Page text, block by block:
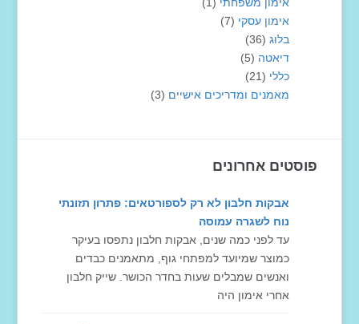
אימון משפחתי (1)
אימון עסקי (7)
בלוג (36)
דיאטה (5)
כללי (21)
מאמנים ומדריכים אישיים (3)
פוסטים אחרונים
אבקות חלבון לא רק לספורטאים: פתרון תזונתי
נוח לשגרה עמוסה
עד לפני כמה שנים, אבקות חלבון נתפסו בעיקר
כמוצר שמיועד למפתחי גוף, מתאמנים כבדים
ואנשים שמבלים שעות בחדר הכושר. שייק חלבון
אחרי אימון היה